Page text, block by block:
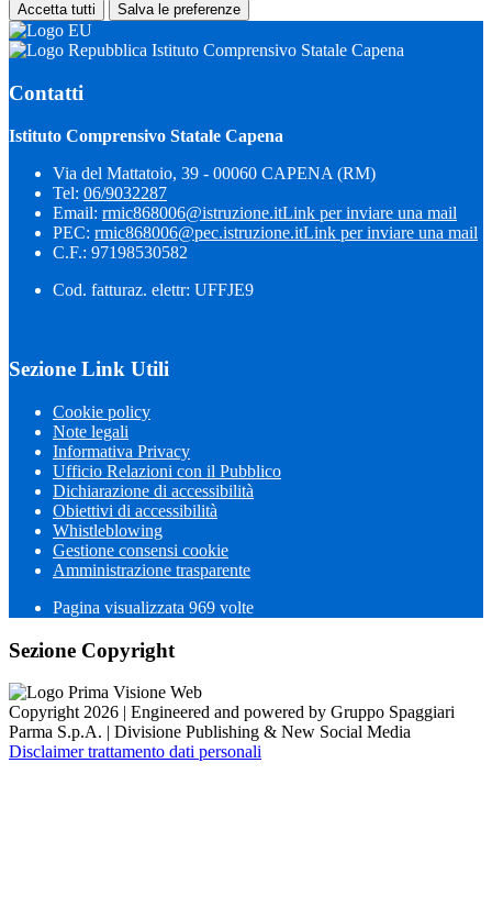
Accetta tutti Salva le preferenze
Istituto Comprensivo Statale Capena
Contatti
Istituto Comprensivo Statale Capena
Via del Mattatoio, 39 - 00060 CAPENA (RM)
Tel: 06/9032287
Email: rmic868006@istruzione.itLink per inviare una mail
PEC: rmic868006@pec.istruzione.itLink per inviare una mail
C.F.: 97198530582
Cod. fatturaz. elettr: UFFJE9
Sezione Link Utili
Cookie policy
Note legali
Informativa Privacy
Ufficio Relazioni con il Pubblico
Dichiarazione di accessibilità
Obiettivi di accessibilità
Whistleblowing
Gestione consensi cookie
Amministrazione trasparente
Pagina visualizzata 969 volte
Sezione Copyright
Copyright 2026 | Engineered and powered by Gruppo Spaggiari
Parma S.p.A. | Divisione Publishing & New Social Media
Disclaimer trattamento dati personali